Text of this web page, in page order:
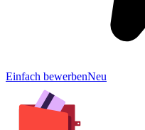
Einfach bewerbenNeu